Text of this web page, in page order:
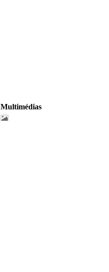
Multimédias